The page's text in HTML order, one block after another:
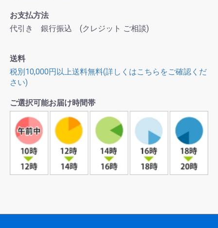
お支払方法
代引き 銀行振込 (クレジット ご相談)
送料
税別10,000円以上送料無料(詳しくはこちらをご確認くだ
さい)
ご選択可能お届け時間帯